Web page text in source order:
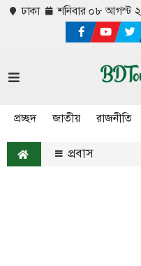
ঢাকা শনিবার ০৮ আগস্ট
প্রচ্ছদ জাতীয় রাজনীতি
প্রবাস